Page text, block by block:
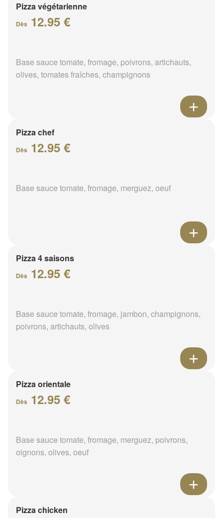
Pizza végétarienne
Dès 12.95 €
Base sauce tomate, fromage, poivrons, artichauts,
olives, tomates fraîches, champignons
Pizza chef
Dès 12.95 €
Base sauce tomate, fromage, merguez, oeuf
Pizza 4 saisons
Dès 12.95 €
Base sauce tomate, fromage, jambon, champignons,
poivrons, artichauts, olives
Pizza orientale
Dès 12.95 €
Base sauce tomate, fromage, merguez, poivrons,
oignons, olives, oeuf
Pizza chicken